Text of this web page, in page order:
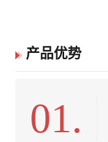
产品优势
01.